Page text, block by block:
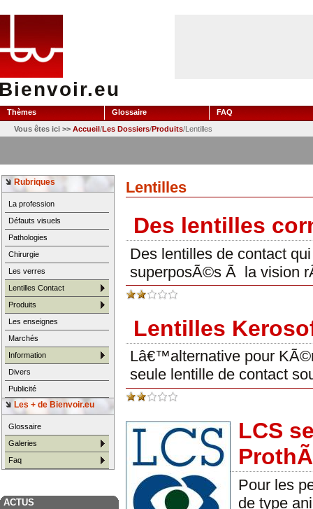
Thèmes Glossaire
FAQ
Vous êtes ici >> Accueil/Les Dossiers/Produits/Lentilles
Rubriques
La profession
Défauts visuels
Pathologies
Chirurgie
Les verres
Lentilles Contact
Produits
Les enseignes
Marchés
Information
Divers
Publicité
Les + de Bienvoir.eu
Glossaire
Galeries
Faq
ACTUS
Lentilles
Des lentilles
Des lentilles de contact
superposÃ©s Ã la vision
Lentilles
Lâ€™alternative pour
seule lentille de contact
LCS
Pour les
de type